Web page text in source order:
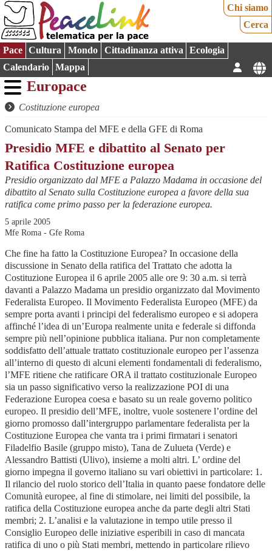
Chi siamo
Cerca
Pace Cultura Mondo Cittadinanza attiva
Ecologia
Calendario
Mappa
Europace
Costituzione europea
Comunicato Stampa del MFE e della GFE di Roma
Presidio MFE e dibattito al Senato per
Ratifica Costituzione europea
Presidio organizzato dal MFE a Palazzo Madama in occasione del
dibattito al Senato sulla Costituzione europea a favore della sua
ratifica come primo passo per la federazione europea.
5 aprile 2005
Mfe Roma - Gfe Roma
Che fine ha fatto la Costituzione Europea? In occasione della
discussione in Senato della ratifica del Trattato che adotta la
Costituzione Europea il 6 aprile 2005 alle ore 9: 30 a.m. si terrà
davanti a Palazzo Madama un presidio organizzato dal Movimento
Federalista Europeo. Il Movimento Federalista Europeo (MFE) da
sempre porta avanti i principi del federalismo europeo e si adopera
affinché l’idea di un’Europa realmente unita e federale si diffonda
sempre più nell’opinione pubblica italiana. Pur non completamente
soddisfatto dell’attuale trattato costituzionale europeo per l’assenza
all’interno di questo di alcuni elementi fondamentali di federalismo,
l’MFE ritiene che ratificare ORA il trattato costituzionale Europeo
sia un passo significativo verso la realizzazione POI di una
Federazione Europea coesa e basato su un reale governo politico
europeo. Il presidio dell’MFE, inoltre, vuole sostenere l’ordine del
giorno promosso dall’intergruppo parlamentare federalista per la
Costituzione Europea che vanta tra i primi firmatari i senatori
Filadelfio Basile (gruppo misto), Tana de Zulueta (Verde) e
Alessandro Battisti (Ulivo), insieme a molti altri. L’ ordine del
giorno impegna il governo italiano su vari obiettivi in particolare: 1.
Il rilancio del ruolo storico dell’Italia in quanto paese fondatore delle
Comunità europee, al fine di stimolare, nei limiti del possibile, la
ratifica della Costituzione europea anche da parte degli altri Stati
membri; 2. L’analisi e la valutazione in tempo utile presso il
Consiglio Europeo delle iniziative esperibili in caso di mancata
ratifica di uno o più Stati membri, mettendo in particolare rilievo